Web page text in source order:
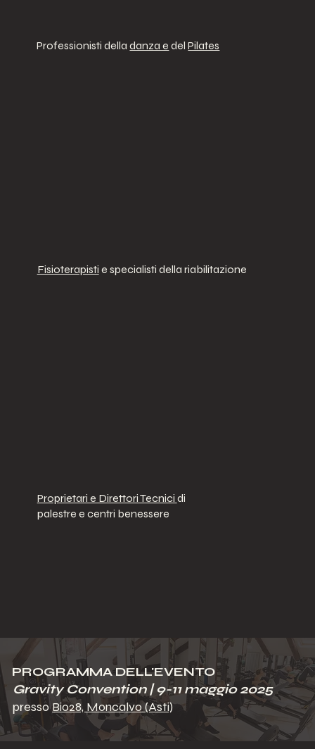
Professionisti delladanza e delPilates
Fisioterapisti e specialisti della riabilitazione
Proprietari e Direttori Tecnici di
palestre e centri benessere
PROGRAMMA DELL'EVENTO
Gravity Convention | 9-11 maggio 2025
pressoBio28, Moncalvo (Asti)